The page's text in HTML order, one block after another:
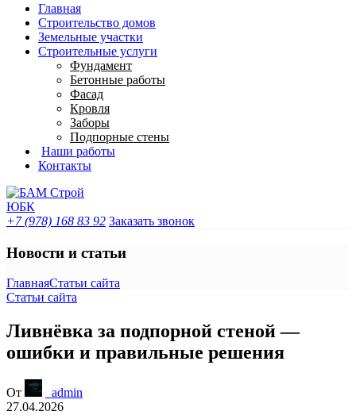
Главная
Строительство домов
Земельные участки
Строительные услуги
Фундамент
Бетонные работы
Фасад
Кровля
Заборы
Подпорные стены
Наши работы
Контакты
+7 (978) 168 83 92 Заказать звонок
Новости и статьи
ГлавнаяСтатьи сайта
Статьи сайта
Ливнёвка за подпорной стеной —
ошибки и правильные решения
От
_admin
27.04.2026